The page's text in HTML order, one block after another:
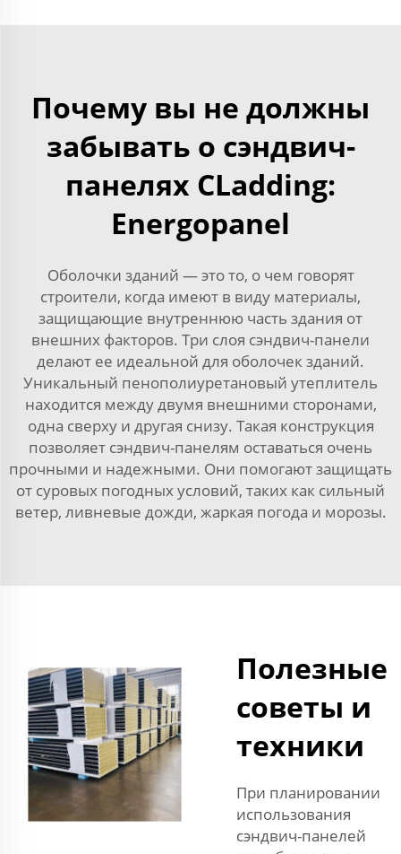
Почему вы не должны
забывать о сэндвич-
панелях CLadding:
Energopanel
Оболочки зданий — это то, о чем говорят
строители, когда имеют в виду материалы,
защищающие внутреннюю часть здания от
внешних факторов. Три слоя сэндвич-панели
делают ее идеальной для оболочек зданий.
Уникальный пенополиуретановый утеплитель
находится между двумя внешними сторонами,
одна сверху и другая снизу. Такая конструкция
позволяет сэндвич-панелям оставаться очень
прочными и надежными. Они помогают защищать
от суровых погодных условий, таких как сильный
ветер, ливневые дожди, жаркая погода и морозы.
Полезные
советы и
техники
При планировании
использования
сэндвич-панелей